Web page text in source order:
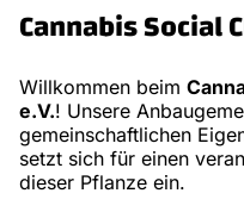
Cannabis Social
Willkommen beim
e.V.! Unsere
gemeinschaftlichen
setzt sich für einen
dieser Pflanze ein.